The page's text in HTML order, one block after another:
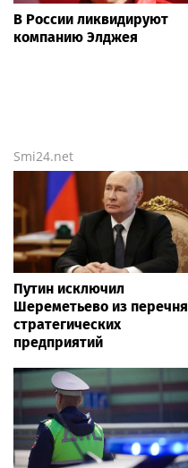
В России ликвидируют
компанию Элджея
Smi24.net
Путин исключил
Шереметьево из перечня
стратегических
предприятий